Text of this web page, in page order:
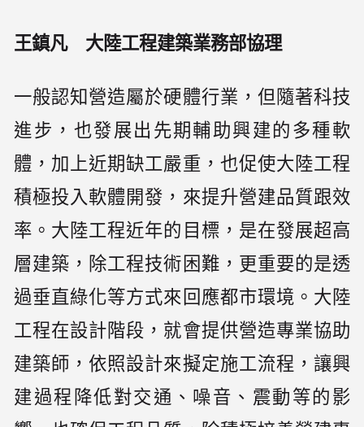
王鎮凡 大陸工程建築業務部協理
一般認知營造屬於硬體行業，但隨著科技
進步，也發展出先期輔助興建的多種軟
體，加上近期缺工嚴重，也促使大陸工程
積極投入軟體開發，來提升營建品質跟效
率。大陸工程近年的目標，是在發展超高
層建築，除工程技術困難，更重要的是透
過垂直綠化等方式來回應都市環境。大陸
工程在設計階段，就會提供營造專業協助
建築師，依照設計來擬定施工流程，讓興
建過程降低對交通、噪音、震動等的影